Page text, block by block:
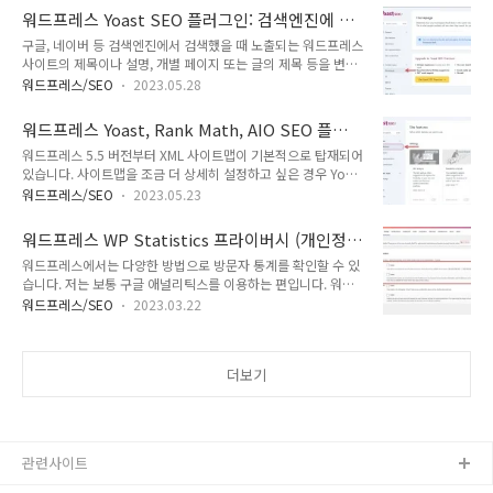
같이 세부 항목에 Error! 문구가 표시됩니다. 가령 개별 ..
의 검색 결과에 표시되는 제목을 변경할 수 있습니다. 또한, 구글
크롬, MS 엣지 등 브라우저의 탭에 노출되는 타이틀도 변경할 수
있습니다(예: 개별 글이나 페이지에서 "- 사이트 제목" 제거). [참
고*구글은 브랜드명을 함께 표시하는 경우가 많기 때문에 사이
트 제목을 SEO 타이틀에서 삭제해도 검색 결과에서는 사이트명
러그인: 검색엔진에 노출되는 제목 변경하기 ..
워드프레스 Yoast SEO 플러그인: 검색엔진에 노
출되는 제목 변경하기 (최신 버전)
구글, 네이버 등 검색엔진에서 검색했을 때 노출되는 워드프레스
사이트의 제목이나 설명, 개별 페이지 또는 글의 제목 등을 변경
하고 싶은 경우가 있을 수 있습니다. 가령, 사이트 제목이 개별
제거하기를 원할 수 있습니다. 이 경우 요스트 SEO, Rank Math
검색엔진최적화, All in One(AIO) SEO 등의 SEO 플러그인을 사
용하여 구글 등의 검색 결과에 표시되는 제목을 변경할 수 있습
니다. 또한, 브라우저 탭에서 사이트 제목이 표시되는 것도 제거
할 수 있습니다. [참고*구글은 브랜드명을 함께 표시하는 경향이
되는 경우가 있을 수 있습니다.*] 워드프레스 Yoast SE..
워드프레스/SEO 2023.05.28
워드프레스 Yoast, Rank Math, AIO SEO 플러
그인에서 사이트맵 활성화 방법
워드프레스 5.5 버전부터 XML 사이트맵이 기본적으로 탑재되어
있습니다. 사이트맵을 조금 더 상세히 설정하고 싶은 경우 Yoast
SEO, Rank Math, All in One SEO 등의 SEO 플러그인에서 제
Google과 같은 사이트맵 전용 플러그인을 사용할 수 있습니다.
Yoast SEO 등의 플러그인에서 사이트맵 기능을 활성화하면 워
드프레스에 탑재된 네이티브 사이트맵은 비활성화됩니다. 사이
트맵 주소는 플러그인에 따라 조금씩 다릅니다. 워드프레스
Yoast, Rank Math, AIO SEO 플러그인에서 사이트맵 활성화
워드프레스/SEO 2023.05.23
워드프레스 WP Statistics 프라이버시 (개인정
보보호) 설정
워드프레스에서는 다양한 방법으로 방문자 통계를 확인할 수 있
습니다. 저는 보통 구글 애널리틱스를 이용하는 편입니다. 워드
프레스 알림판에서 방문자 통계를 확인하는 방법으로 구글 애널
것도 가능합니다. WP Statistics는 유럽연합 일반 개인정보 보
워드프레스/SEO 2023.03.22
더보기
관련사이트